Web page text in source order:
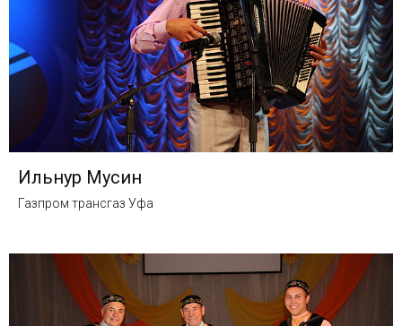
Ильнур Мусин
Газпром трансгаз Уфа